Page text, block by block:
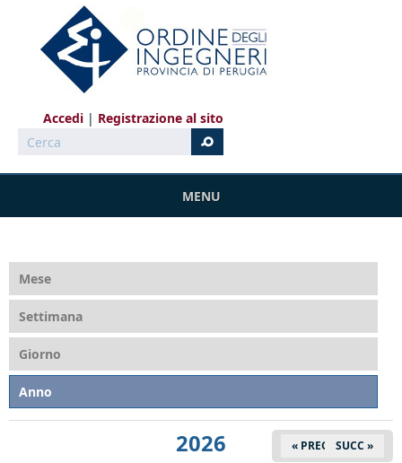
Salta al contenuto principale
Accedi
Registrazione al sito
Cerca
MENU
Mese
Settimana
Giorno
Anno
2026 « PREC SUCC »